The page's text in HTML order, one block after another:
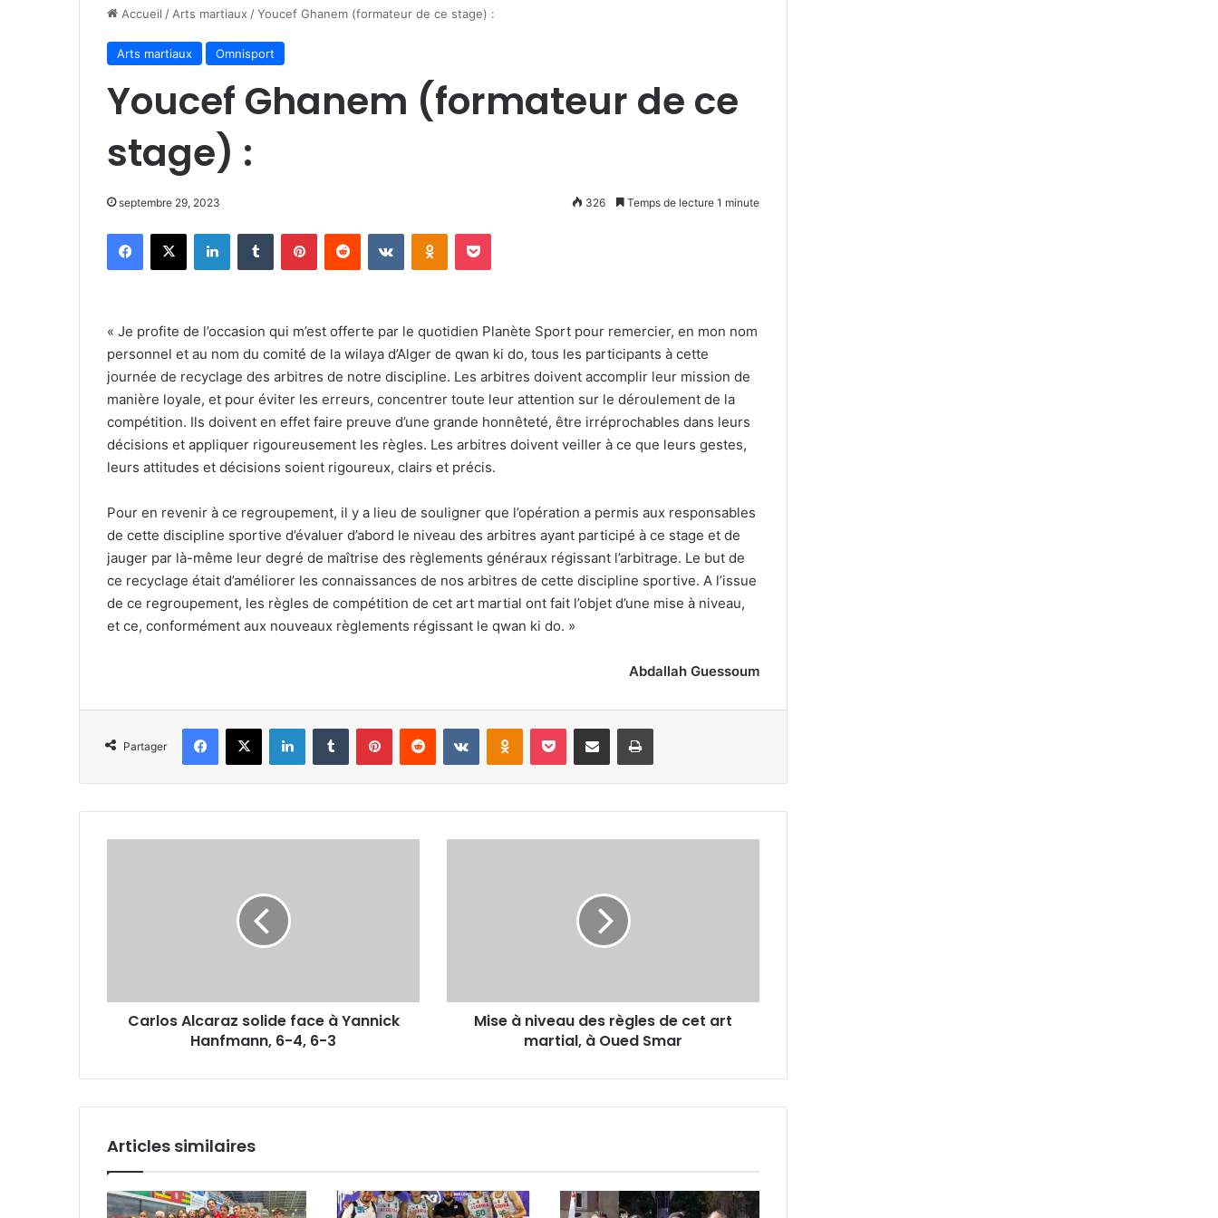
Accueil / Arts martiaux /Youcef Ghanem (formateur de ce stage) :
Arts martiaux Omnisport
Youcef Ghanem (formateur de ce
stage) :
septembre 29, 2023 326 Temps de lecture 1 minute
Facebook
X LinkedinTumblr PinterestReddit VKontakteOdnoklassniki
Pocket
« Je profite de l’occasion qui m’est offerte par le quotidien Planète Sport pour remercier, en mon nom
personnel et au nom du comité de la wilaya d’Alger de qwan ki do, tous les participants à cette
journée de recyclage des arbitres de notre discipline. Les arbitres doivent accomplir leur mission de
manière loyale, et pour éviter les erreurs, concentrer toute leur attention sur le déroulement de la
compétition. Ils doivent en effet faire preuve d’une grande honnêteté, être irréprochables dans leurs
décisions et appliquer rigoureusement les règles. Les arbitres doivent veiller à ce que leurs gestes,
leurs attitudes et décisions soient rigoureux, clairs et précis.
Pour en revenir à ce regroupement, il y a lieu de souligner que l’opération a permis aux responsables
de cette discipline sportive d’évaluer d’abord le niveau des arbitres ayant participé à ce stage et de
jauger par là-même leur degré de maîtrise des règlements généraux régissant l’arbitrage. Le but de
ce recyclage était d’améliorer les connaissances de nos arbitres de cette discipline sportive. A l’issue
de ce regroupement, les règles de compétition de cet art martial ont fait l’objet d’une mise à niveau,
et ce, conformément aux nouveaux règlements régissant le qwan ki do. »
Abdallah Guessoum
Partager
Facebook
X LinkedinTumblr PinterestReddit VKontakteOdnoklassniki
Pocket Partager par email Imprimer
4,
Carlos Alcaraz solide face à Yannick
Hanfmann, 6-4, 6-3
martial,
Mise à niveau des règles de cet art
martial, à Oued Smar
Articles similaires